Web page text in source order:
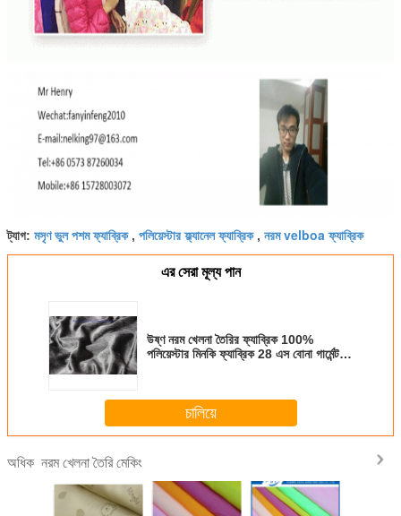
ট্যাগ: মসৃণ ভুল পশম ফ্যাব্রিক, পলিয়েস্টার ফ্ল্যানেল ফ্যাব্রিক, নরম velboa ফ্যাব্রিক
এর সেরা মূল্য পান
উষ্ণ নরম খেলনা তৈরির ফ্যাব্রিক 100%
পলিয়েস্টার মিনকি ফ্যাব্রিক 28 এস বোনা গার্মেন্টস
চালিয়ে
অধিক নরম খেলনা তৈরি মেকিং